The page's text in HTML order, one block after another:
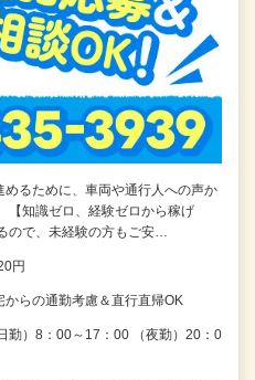
るために、車両や通行人への声か
【知識ゼロ、経験ゼロから稼げ
ので、未経験の方もご安…
円
らの通勤考慮＆直行直帰OK
勤）8：00～17：00 （夜勤）20：0